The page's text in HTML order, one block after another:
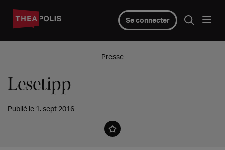
Se connecter
Presse
Lesetipp
Publié le 1. sept 2016